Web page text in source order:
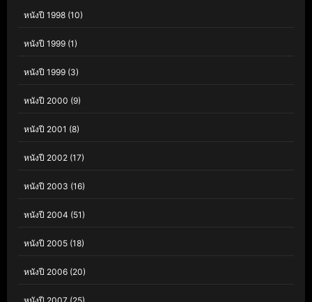
หนังปี 1998 (10)
หนังปี 1999 (1)
หนังปี 1999 (3)
หนังปี 2000 (9)
หนังปี 2001 (8)
หนังปี 2002 (17)
หนังปี 2003 (16)
หนังปี 2004 (51)
หนังปี 2005 (18)
หนังปี 2006 (20)